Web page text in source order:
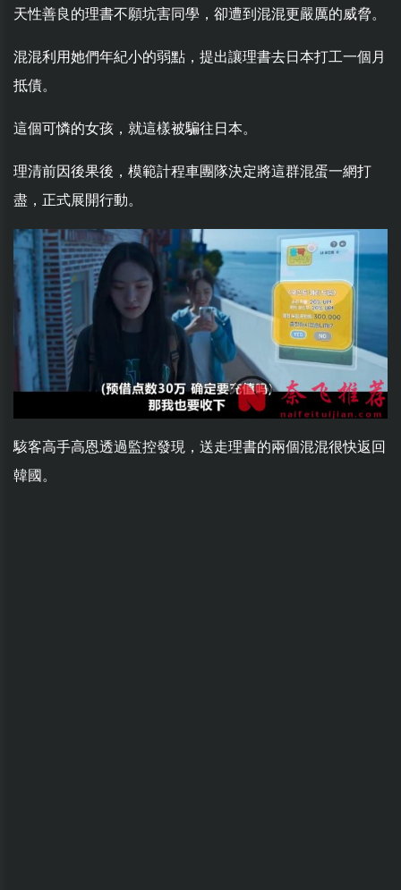
天性善良的理書不願坑害同學，卻遭到混混更嚴厲的威脅。
混混利用她們年紀小的弱點，提出讓理書去日本打工一個月
抵債。
這個可憐的女孩，就這樣被騙往日本。
理清前因後果後，模範計程車團隊決定將這群混蛋一網打
盡，正式展開行動。
駭客高手高恩透過監控發現，送走理書的兩個混混很快返回
韓國。